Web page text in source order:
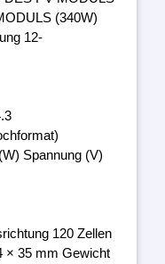
(340W)
12-
Spannung (V)
120 Zellen
× 35 mm Gewicht